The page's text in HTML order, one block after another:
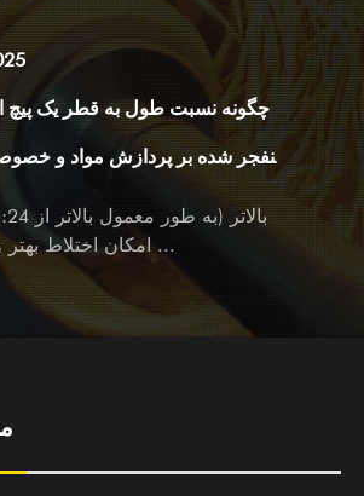
نقشه برداری و کمک نقشه برداری و
برای شرکت های بزرگ و کوچک در داخل
نیست که شما شریک فعلی یا مشتری بالقوه ما
و خدمات، ما به گرمی از بازدید و سوالات شما
چگونه نسبت طول به قطر یک پیچ
منفجر شده بر پردازش مواد و
امکان اختلاط بهتر و همگن سازی ...